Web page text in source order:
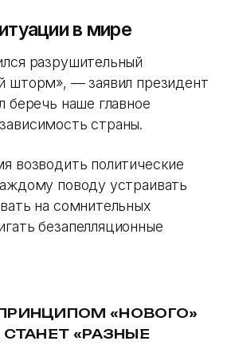
в мире
разрушительный
шторм», — заявил президент
беречь наше главное
страны.
возводить политические
поводу устраивать
на сомнительных
безапелляционные
«НОВОГО»
«РАЗНЫЕ